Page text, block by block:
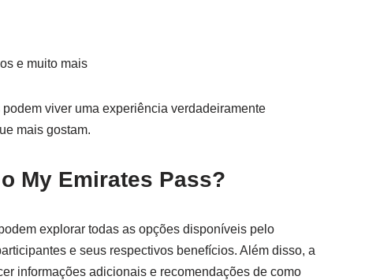
e muito mais
viver uma experiência verdadeiramente
mais gostam.
My Emirates Pass?
explorar todas as opções disponíveis pelo
e seus respectivos benefícios. Além disso, a
informações adicionais e recomendações de como